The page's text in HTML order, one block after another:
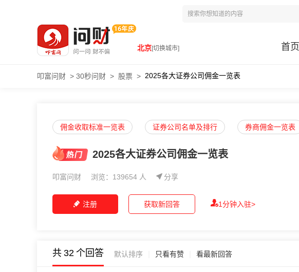
北京[切换城市] 首页
叩富问财 > 30秒问财 > 股票 > 2025各大证券公司佣金一览表​
佣金收取标准一览表 证券公司名单及排行 券商佣金一览表
2025各大证券公司佣金一览表​
叩富问财 浏览：139654 人 分享
注册 1分钟入驻>
获取新回答
共 32 个回答 默认排序 只看有赞 看最新回答